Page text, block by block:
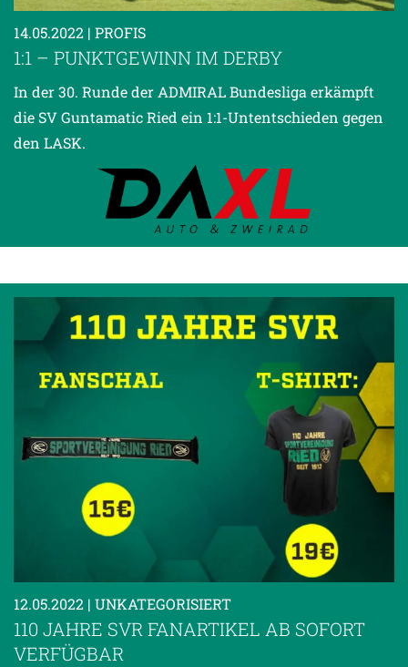
14.05.2022 | PROFIS
1:1 – PUNKTGEWINN IM DERBY
In der 30. Runde der ADMIRAL Bundesliga erkämpft
die SV Guntamatic Ried ein 1:1-Untentschieden gegen
den LASK.
12.05.2022 | UNKATEGORISIERT
110 JAHRE SVR FANARTIKEL AB SOFORT
VERFÜGBAR